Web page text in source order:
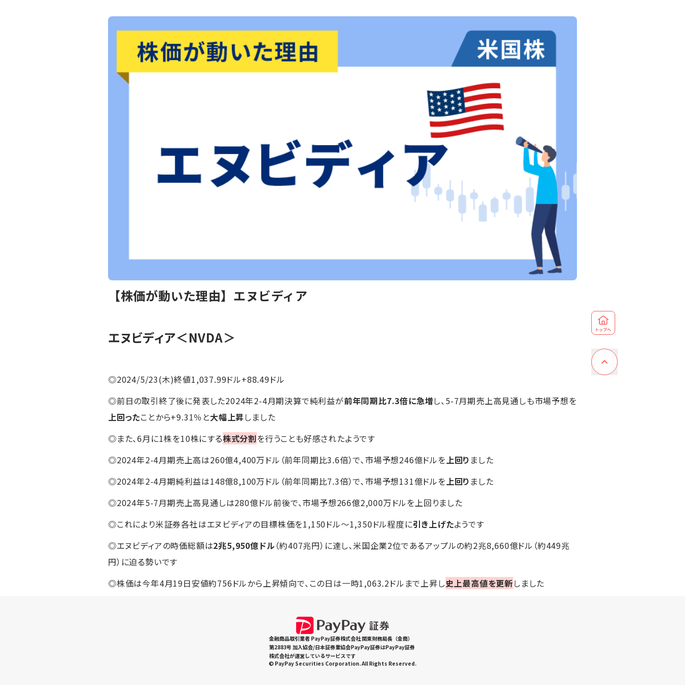
【株価が動いた理由】エヌビディア
エヌビディア＜NVDA＞
◎2024/5/23(木)終値1,037.99ドル+88.49ドル
◎前日の取引終了後に発表した2024年2-4月期決算で純利益が前年同期比7.3倍に急増し、5-7月期売上高見通しも市場予想を
上回ったことから+9.31％と大幅上昇しました
◎また、6月に1株を10株にする株式分割を行うことも好感されたようです
◎2024年2-4月期売上高は260億4,400万ドル（前年同期比3.6倍）で、市場予想246億ドルを 上回り ました
◎2024年2-4月期純利益は148億8,100万ドル（前年同期比7.3倍）で、市場予想131億ドルを 上回り ました
◎2024年5-7月期売上高見通しは280億ドル前後で、市場予想266億2,000万ドルを上回りました
◎これにより米証券各社はエヌビディアの目標株価を1,150ドル～1,350ドル程度に引き上げたようです
◎エヌビディアの時価総額は2兆5,950億ドル （約407兆円）に達し、米国企業2位であるアップルの約2兆8,660億ドル（約449兆
円）に迫る勢いです
◎株価は今年4月19日安値約756ドルから上昇傾向で、この日は一時1,063.2ドルまで上昇し史上最高値を更新しました
金融商品取引業者 PayPay証券株式会社 関東財務局長（金商）
第2883号 加入協会/日本証券業協会PayPay証券はPayPay証券
株式会社が運営しているサービスです
© PayPay Securities Corporation. All Rights Reserved.